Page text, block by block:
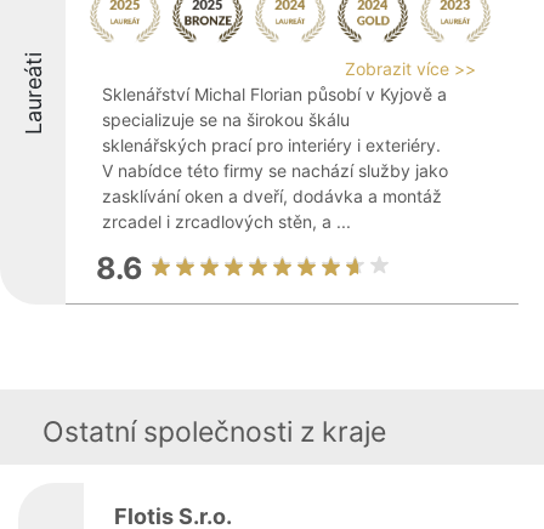
Laureáti
Zobrazit více >>
Sklenářství Michal Florian působí v Kyjově a
specializuje se na širokou škálu
sklenářských prací pro interiéry i exteriéry.
V nabídce této firmy se nachází služby jako
zasklívání oken a dveří, dodávka a montáž
zrcadel i zrcadlových stěn, a ...
8.6
Ostatní společnosti z kraje
Flotis S.r.o.